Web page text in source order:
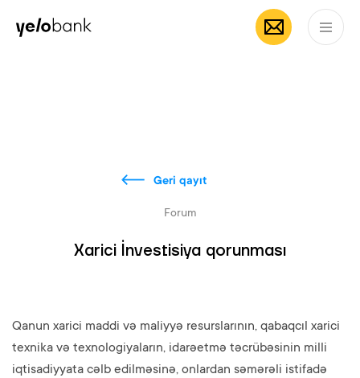
Fərdi Biznes
Geri qayıt
Forum
Xarici İnvestisiya qorunması
Qanun xarici maddi və maliyyə resurslarının, qabaqcıl xarici
texnika və texnologiyaların, idarəetmə təcrübəsinin milli
iqtisadiyyata cəlb edilməsinə, onlardan səmərəli istifadə